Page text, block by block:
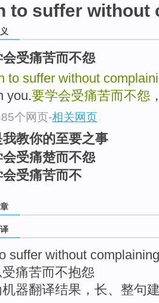
to suffer without
受痛苦而不怨
to suffer without
you.要学会受痛苦而不怨
个网页-相关网页
教你的至要之事
受痛楚而不怨
受痛苦而不
suffer without complaining
痛苦而不抱怨
机器翻译结果，长、整句